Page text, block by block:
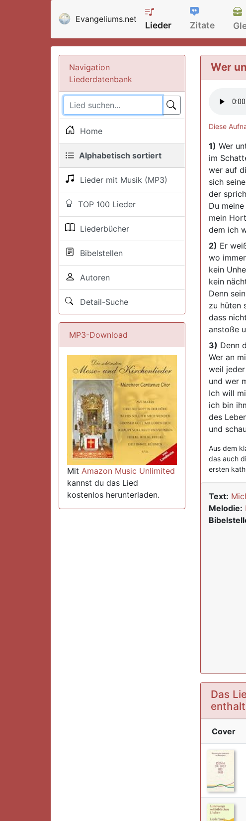
Evangeliums.net
Lieder Zitate
Navigation
Liederdatenbank
Home
Alphabetisch sortiert
Lieder mit Musik (MP3)
TOP 100 Lieder
Liederbücher
Bibelstellen
Autoren
Detail-Suche
MP3-Download
Mit Amazon Music Unlimited
kannst du das Lied
kostenlos herunterladen.
Wer
Diese
1) Wer
im
wer auf
sich
der
Du
mein
dem ich
2) Er
wo
kein
kein
Denn
zu hüten
dass
anstoße
3) Denn
Wer an
weil
und wer
Ich will
ich bin
des
und
Aus dem
das auch
ersten
Text:
Melodie:
Das
Cover